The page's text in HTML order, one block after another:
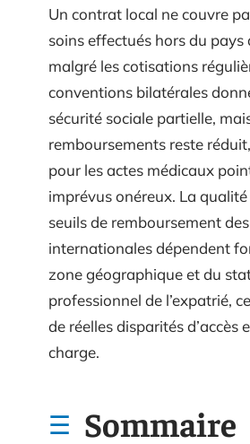
Un contrat local ne couvre
soins effectués hors du pays
malgré les cotisations
conventions bilatérales
sécurité sociale partielle,
remboursements reste
pour les actes médicaux
imprévus onéreux. La
seuils de remboursement
internationales dépendent
zone géographique et du
professionnel de l’expatrié,
de réelles disparités d’accès
charge.
Sommaire